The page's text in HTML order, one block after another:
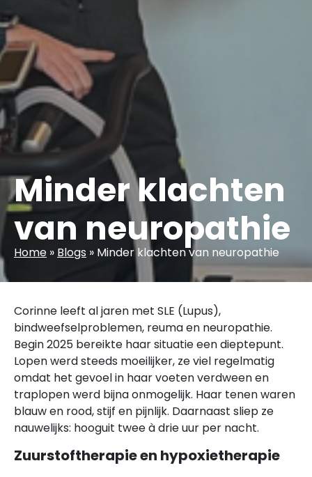
Minder klachten
van neuropathie
Home » Blogs » Minder klachten van neuropathie
Corinne leeft al jaren met SLE (Lupus),
bindweefselproblemen, reuma en neuropathie.
Begin 2025 bereikte haar situatie een dieptepunt.
Lopen werd steeds moeilijker, ze viel regelmatig
omdat het gevoel in haar voeten verdween en
traplopen werd bijna onmogelijk. Haar tenen waren
blauw en rood, stijf en pijnlijk. Daarnaast sliep ze
nauwelijks: hooguit twee à drie uur per nacht.
Zuurstoftherapie en hypoxietherapie